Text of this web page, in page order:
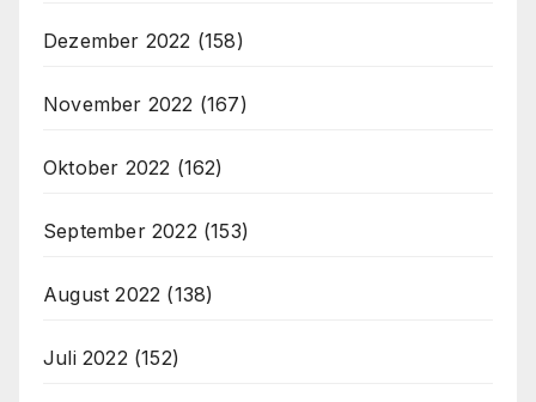
Dezember 2022 (158)
November 2022 (167)
Oktober 2022 (162)
September 2022 (153)
August 2022 (138)
Juli 2022 (152)